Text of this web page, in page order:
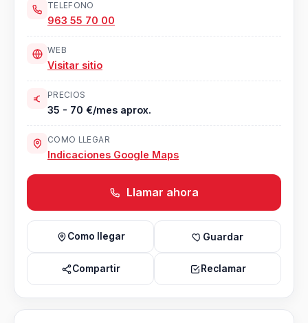
TELEFONO
963 55 70 00
WEB
Visitar sitio
PRECIOS
35 - 70 €/mes aprox.
COMO LLEGAR
Indicaciones Google Maps
Llamar ahora
Como llegar Guardar
Compartir Reclamar